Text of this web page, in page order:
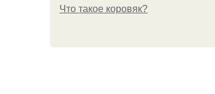
Что такое коровяк?